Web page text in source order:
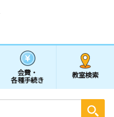
会費・
各種手続き
教室検索